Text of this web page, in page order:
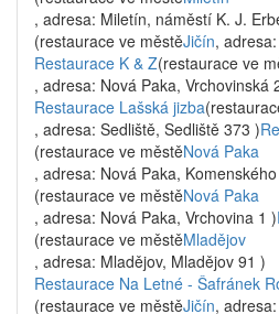
, adresa: Miletín, náměstí K. J.
(restaurace ve městěJičín,
Restaurace K & Z(restaurace ve
, adresa: Nová Paka, Vrchovinská
Restaurace Lašská jizba
, adresa: Sedliště, Sedliště 373 )
(restaurace ve městěNová Paka
, adresa: Nová Paka,
(restaurace ve městěNová Paka
, adresa: Nová Paka, Vrchovina 1 )
(restaurace ve městěMladějov
, adresa: Mladějov, Mladějov 91 )
Restaurace Na Letné - Šafránek
(restaurace ve městěJičín,